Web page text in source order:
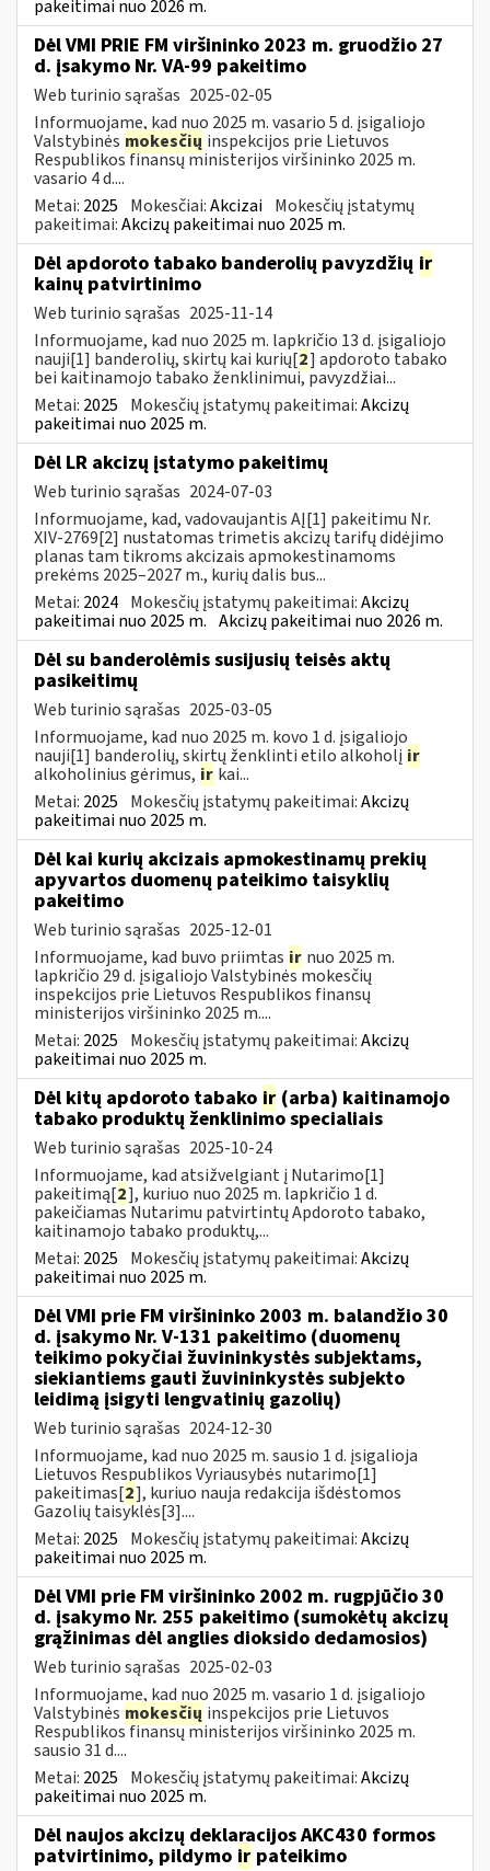
pakeitimai nuo 2026 m.
Dėl VMI PRIE FM viršininko 2023 m. gruodžio 27
d. įsakymo Nr. VA-99 pakeitimo
Web turinio sąrašas 2025-02-05
Informuojame, kad nuo 2025 m. vasario 5 d. įsigaliojo
Valstybinės mokesčių inspekcijos prie Lietuvos
Respublikos finansų ministerijos viršininko 2025 m.
vasario 4 d....
Metai: 2025 Mokesčiai:Akcizai Mokesčių įstatymų
pakeitimai:Akcizų pakeitimai nuo 2025 m.
Dėl apdoroto tabako banderolių pavyzdžių ir
kainų patvirtinimo
Web turinio sąrašas 2025-11-14
Informuojame, kad nuo 2025 m. lapkričio 13 d. įsigaliojo
nauji[1] banderolių, skirtų kai kurių[2] apdoroto tabako
bei kaitinamojo tabako ženklinimui, pavyzdžiai...
Metai: 2025 Mokesčių įstatymų pakeitimai:Akcizų
pakeitimai nuo 2025 m.
Dėl LR akcizų įstatymo pakeitimų
Web turinio sąrašas 2024-07-03
Informuojame, kad, vadovaujantis AĮ[1] pakeitimu Nr.
XIV-2769[2] nustatomas trimetis akcizų tarifų didėjimo
planas tam tikroms akcizais apmokestinamoms
prekėms 2025–2027 m., kurių dalis bus...
Metai: 2024 Mokesčių įstatymų pakeitimai:Akcizų
pakeitimai nuo 2025 m. Akcizų pakeitimai nuo 2026 m.
Dėl su banderolėmis susijusių teisės aktų
pasikeitimų
Web turinio sąrašas 2025-03-05
Informuojame, kad nuo 2025 m. kovo 1 d. įsigaliojo
nauji[1] banderolių, skirtų ženklinti etilo alkoholį ir
alkoholinius gėrimus, ir kai...
Metai: 2025 Mokesčių įstatymų pakeitimai:Akcizų
pakeitimai nuo 2025 m.
Dėl kai kurių akcizais apmokestinamų prekių
apyvartos duomenų pateikimo taisyklių
pakeitimo
Web turinio sąrašas 2025-12-01
Informuojame, kad buvo priimtas ir nuo 2025 m.
lapkričio 29 d. įsigaliojo Valstybinės mokesčių
inspekcijos prie Lietuvos Respublikos finansų
ministerijos viršininko 2025 m....
Metai: 2025 Mokesčių įstatymų pakeitimai:Akcizų
pakeitimai nuo 2025 m.
Dėl kitų apdoroto tabako ir (arba) kaitinamojo
tabako produktų ženklinimo specialiais
Web turinio sąrašas 2025-10-24
Informuojame, kad atsižvelgiant į Nutarimo[1]
pakeitimą[2], kuriuo nuo 2025 m. lapkričio 1 d.
pakeičiamas Nutarimu patvirtintų Apdoroto tabako,
kaitinamojo tabako produktų,...
Metai: 2025 Mokesčių įstatymų pakeitimai:Akcizų
pakeitimai nuo 2025 m.
Dėl VMI prie FM viršininko 2003 m. balandžio 30
d. įsakymo Nr. V-131 pakeitimo (duomenų
teikimo pokyčiai žuvininkystės subjektams,
siekiantiems gauti žuvininkystės subjekto
leidimą įsigyti lengvatinių gazolių)
Web turinio sąrašas 2024-12-30
Informuojame, kad nuo 2025 m. sausio 1 d. įsigalioja
Lietuvos Respublikos Vyriausybės nutarimo[1]
pakeitimas[2], kuriuo nauja redakcija išdėstomos
Gazolių taisyklės[3]....
Metai: 2025 Mokesčių įstatymų pakeitimai:Akcizų
pakeitimai nuo 2025 m.
Dėl VMI prie FM viršininko 2002 m. rugpjūčio 30
d. įsakymo Nr. 255 pakeitimo (sumokėtų akcizų
grąžinimas dėl anglies dioksido dedamosios)
Web turinio sąrašas 2025-02-03
Informuojame, kad nuo 2025 m. vasario 1 d. įsigaliojo
Valstybinės mokesčių inspekcijos prie Lietuvos
Respublikos finansų ministerijos viršininko 2025 m.
sausio 31 d....
Metai: 2025 Mokesčių įstatymų pakeitimai:Akcizų
pakeitimai nuo 2025 m.
Dėl naujos akcizų deklaracijos AKC430 formos
patvirtinimo, pildymo ir pateikimo